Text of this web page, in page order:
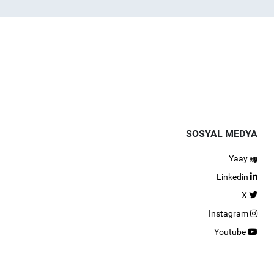
SOSYAL MEDYA
Yaay
Linkedin
X
Instagram
Youtube